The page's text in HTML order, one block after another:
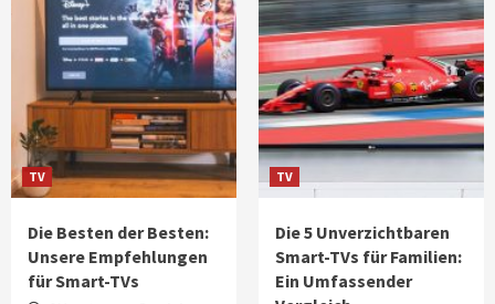
TV
Die Besten der Besten:
Unsere Empfehlungen
für Smart-TVs
TV
Die 5 Unverzichtbaren
Smart-TVs für Familien:
Ein Umfassender